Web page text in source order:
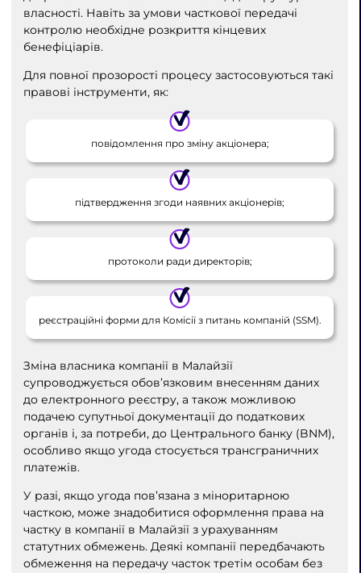
власності. Навіть за умови часткової передачі
контролю необхідне розкриття кінцевих
бенефіціарів.
Для повної прозорості процесу застосовуються такі
правові інструменти, як:
повідомлення про зміну акціонера;
підтвердження згоди наявних акціонерів;
протоколи ради директорів;
реєстраційні форми для Комісії з питань компаній (SSM).
Зміна власника компанії в Малайзії
супроводжується обов’язковим внесенням даних
до електронного реєстру, а також можливою
подачею супутньої документації до податкових
органів і, за потреби, до Центрального банку (BNM),
особливо якщо угода стосується трансграничних
платежів.
У разі, якщо угода пов’язана з міноритарною
часткою, може знадобитися оформлення права на
частку в компанії в Малайзії з урахуванням
статутних обмежень. Деякі компанії передбачають
обмеження на передачу часток третім особам без